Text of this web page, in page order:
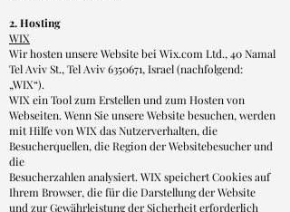
2. Hosting
WIX
Wir hosten unsere Website bei Wix.com Ltd., 40 Namal
Tel Aviv St., Tel Aviv6350671, Israel (nachfolgend:
„WIX“).
WIX ein Tool zum Erstellen und zum Hosten von
Webseiten. Wenn Sie unsere Website besuchen, werden
mit Hilfe von WIX das Nutzerverhalten, die
Besucherquellen, die Region der Websitebesucher und
die
Besucherzahlen analysiert. WIX speichert Cookies auf
Ihrem Browser, die für die Darstellung der Website
und zur Gewährleistung der Sicherheit erforderlich